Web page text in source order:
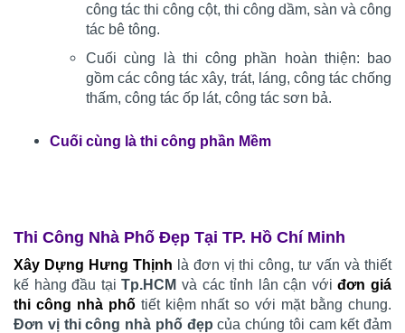
công tác thi công cột, thi công dầm, sàn và công
tác bê tông.
Cuối cùng là thi công phần hoàn thiện: bao
gồm các công tác xây, trát, láng, công tác chống
thấm, công tác ốp lát, công tác sơn bả.
Cuối cùng là thi công phần Mềm
Thi Công Nhà Phố Đẹp Tại TP. Hồ Chí Minh
Xây Dựng Hưng Thịnh là đơn vị thi công, tư vấn và thiết
kế hàng đầu tạiTp.HCM và các tỉnh lân cận vớiđơn giá
thi công nhà phốtiết kiệm nhất so với mặt bằng chung.
Đơn vị thi công nhà phố đẹp của chúng tôi cam kết đảm